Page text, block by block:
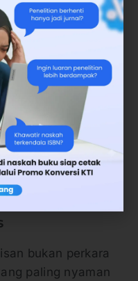
senangi
dasarnya ketika
dapat
atau melakukan
musik, jalan-
ataupun
kita dapat kembali
dan dapat
buku.
Paling
bukan perkara
paling nyaman